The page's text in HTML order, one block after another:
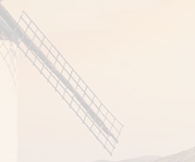
Tradition
ein früher
gekeltert
französischer